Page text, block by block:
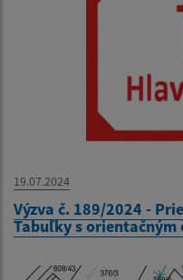
19.07.2024
Výzva č. 189/2024 -
Tabuľky s orientačným